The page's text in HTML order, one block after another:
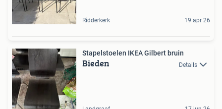
Ridderkerk 19 apr 26
Stapelstoelen IKEA Gilbert bruin
Bieden Details